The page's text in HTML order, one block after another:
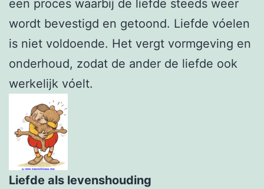
een proces waarbij de liefde steeds weer
wordt bevestigd en getoond. Liefde vóelen
is niet voldoende. Het vergt vormgeving en
onderhoud, zodat de ander de liefde ook
werkelijk vóelt.
Liefde als levenshouding